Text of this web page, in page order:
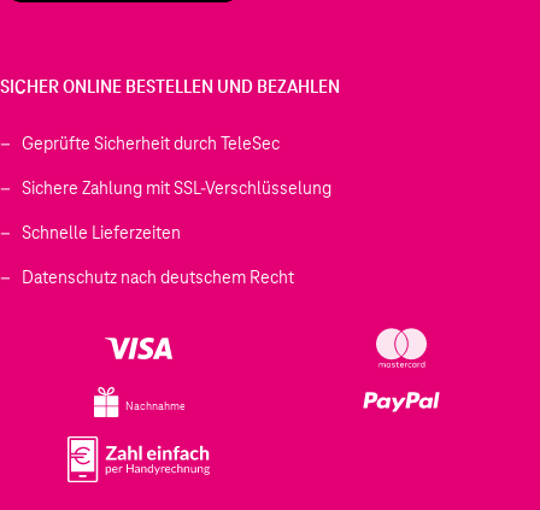
SICHER ONLINE BESTELLEN UND BEZAHLEN
Geprüfte Sicherheit durch TeleSec
Sichere Zahlung mit SSL-Verschlüsselung
Schnelle Lieferzeiten
Datenschutz nach deutschem Recht
Nachnahme